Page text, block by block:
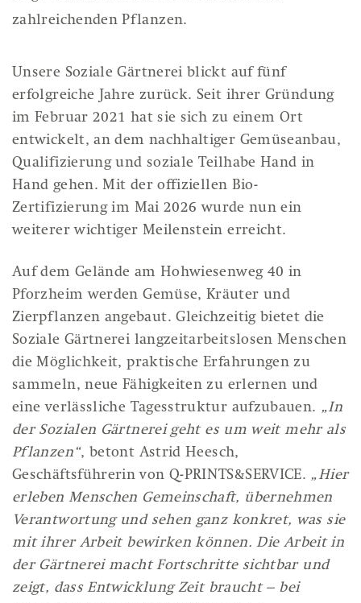
Unsere Soziale Gärtnerei blickt auf fünf
erfolgreiche Jahre zurück. Seit ihrer Gründung
im Februar 2021 hat sie sich zu einem Ort
entwickelt, an dem nachhaltiger Gemüseanbau,
Qualifizierung und soziale Teilhabe Hand in
Hand gehen. Mit der offiziellen Bio-
Zertifizierung im Mai 2026 wurde nun ein
weiterer wichtiger Meilenstein erreicht.
Auf dem Gelände am Hohwiesenweg 40 in
Pforzheim werden Gemüse, Kräuter und
Zierpflanzen angebaut. Gleichzeitig bietet die
Soziale Gärtnerei langzeitarbeitslosen Menschen
die Möglichkeit, praktische Erfahrungen zu
sammeln, neue Fähigkeiten zu erlernen und
eine verlässliche Tagesstruktur aufzubauen. „In
der Sozialen Gärtnerei geht es um weit mehr als
Pflanzen“, betont Astrid Heesch,
Geschäftsführerin von Q-PRINTS&SERVICE. „Hier
erleben Menschen Gemeinschaft, übernehmen
Verantwortung und sehen ganz konkret, was sie
mit ihrer Arbeit bewirken können. Die Arbeit in
der Gärtnerei macht Fortschritte sichtbar und
zeigt, dass Entwicklung Zeit braucht – bei